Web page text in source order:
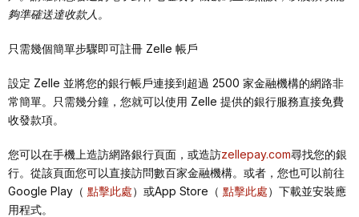
夠準確送達收款人。
只需幾個簡單步驟即可註冊 Zelle 帳戶
設定 Zelle 並將您的銀行帳戶連接到超過 2500 家金融機構的網路非
常簡單。只需幾分鐘，您就可以使用 Zelle 提供的銀行服務直接免費
收發款項。
您可以在手機上造訪網路銀行頁面，或造訪zellepay.com尋找您的銀
行。從該頁面您可以直接訪問數百家金融機構。或者，您也可以前往
Google Play（ 點擊此處）或App Store（ 點擊此處）下載並安裝應
用程式。